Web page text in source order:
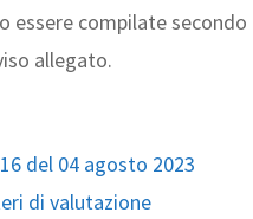
essere compilate
allegato.
del 04 agosto 2023
di valutazione